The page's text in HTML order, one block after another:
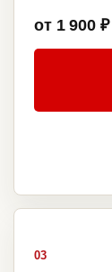
от 1 900 ₽
03